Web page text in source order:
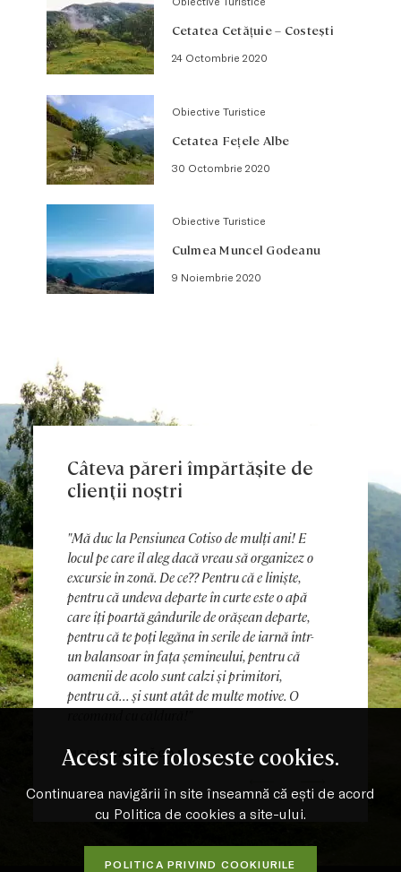
Acest site foloseste cookies.
Continuarea navigării în site înseamnă că ești de acord
cu Politica de cookies a site-ului.
POLITICA PRIVIND COOKIURILE
Cetatea Cetăţuie – Costeşti
24 Octombrie 2020
Obiective Turistice
Cetatea Feţele Albe
30 Octombrie 2020
Obiective Turistice
Culmea Muncel Godeanu
9 Noiembrie 2020
Câteva păreri împărtășite de
clienții noștri
"Mă duc la Pensiunea Cotiso de mulți ani! E
locul pe care îl aleg dacă vreau să organizez o
excursie în zonă. De ce?? Pentru că e liniște,
pentru că undeva departe în curte este o apă
care îți poartă gândurile de orășean departe,
pentru că te poți legăna în serile de iarnă într-
un balansoar în fața șemineului, pentru că
oamenii de acolo sunt calzi și primitori,
pentru că... și sunt atât de multe motive. O
MARIANA DRĂGAN
PreviousNext